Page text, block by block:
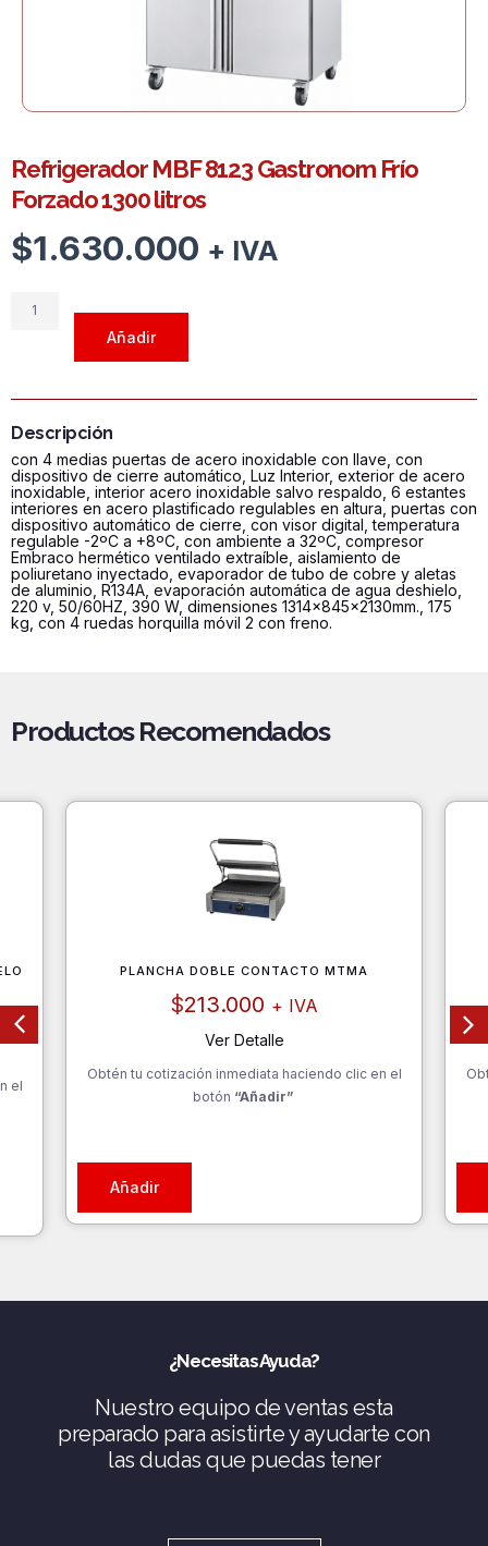
Refrigerador MBF 8123 Gastronom Frío
Forzado 1300 litros
$1.630.000 + IVA
Refrigerador
1300
litros
cantidad
Añadir
Descripción
con 4 medias puertas de acero inoxidable con llave, con
dispositivo de cierre automático, Luz Interior, exterior de acero
inoxidable, interior acero inoxidable salvo respaldo, 6 estantes
interiores en acero plastificado regulables en altura, puertas con
dispositivo automático de cierre, con visor digital, temperatura
regulable -2ºC a +8ºC, con ambiente a 32ºC, compresor
Embraco hermético ventilado extraíble, aislamiento de
poliuretano inyectado, evaporador de tubo de cobre y aletas
de aluminio, R134A, evaporación automática de agua deshielo,
220 v, 50/60HZ, 390 W, dimensiones 1314x845x2130mm., 175
kg, con 4 ruedas horquilla móvil 2 con freno.
Productos Recomendados
el
PLANCHA DOBLE CONTACTO MTMA
$213.000 + IVA
Ver Detalle
Obtén tu cotización inmediata haciendo clic en el
botón “Añadir”
Añadir
¿Necesitas Ayuda?
Nuestro equipo de ventas esta
preparado para asistirte y ayudarte con
las dudas que puedas tener